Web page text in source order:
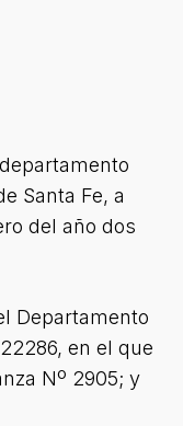
Santa Fe, a
del año dos
Departamento
en el que
Nº 2905; y